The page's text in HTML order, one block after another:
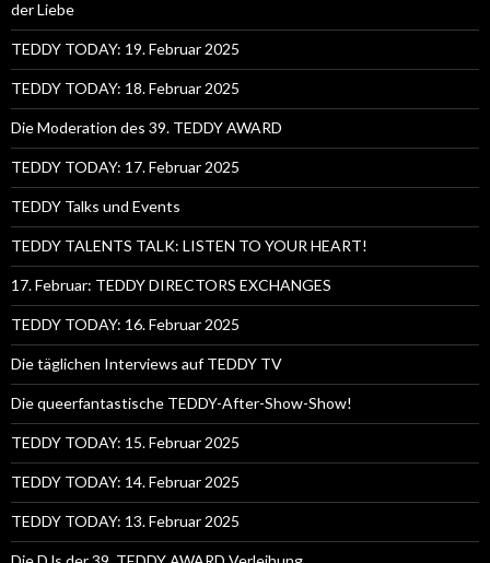
der Liebe
TEDDY TODAY: 19. Februar 2025
TEDDY TODAY: 18. Februar 2025
Die Moderation des 39. TEDDY AWARD
TEDDY TODAY: 17. Februar 2025
TEDDY Talks und Events
TEDDY TALENTS TALK: LISTEN TO YOUR HEART!
17. Februar: TEDDY DIRECTORS EXCHANGES
TEDDY TODAY: 16. Februar 2025
Die täglichen Interviews auf TEDDY TV
Die queerfantastische TEDDY-After-Show-Show!
TEDDY TODAY: 15. Februar 2025
TEDDY TODAY: 14. Februar 2025
TEDDY TODAY: 13. Februar 2025